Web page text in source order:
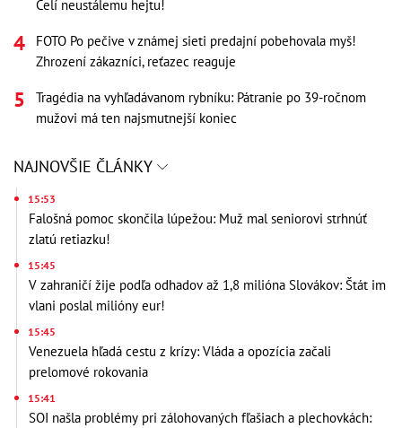
Čelí neustálemu hejtu!
FOTO Po pečive v známej sieti predajní pobehovala myš!
Zhrození zákazníci, reťazec reaguje
Tragédia na vyhľadávanom rybníku: Pátranie po 39-ročnom
mužovi má ten najsmutnejší koniec
NAJNOVŠIE ČLÁNKY
15:53
Falošná pomoc skončila lúpežou: Muž mal seniorovi strhnúť
zlatú retiazku!
15:45
V zahraničí žije podľa odhadov až 1,8 milióna Slovákov: Štát im
vlani poslal milióny eur!
15:45
Venezuela hľadá cestu z krízy: Vláda a opozícia začali
prelomové rokovania
15:41
SOI našla problémy pri zálohovaných fľašiach a plechovkách: